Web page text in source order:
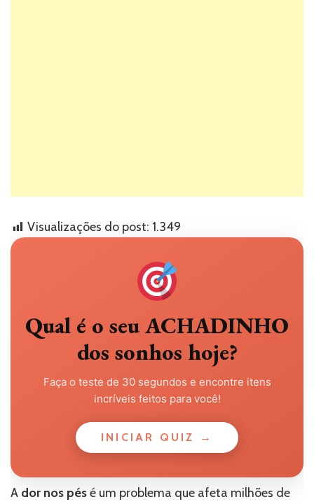
Visualizações do post: 1.349
Qual é o seu ACHADINHO
dos sonhos hoje?
Faça o teste de 30 segundos e encontre itens
incríveis feitos para você!
INICIAR QUIZ →
A dor nos pésé um problema que afeta milhões de